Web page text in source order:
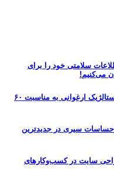
سلامتی خود را برای
می‌کنیم!
رونمایی از دوج چارجر ۲۰۲۷ با رنگ نوستالژیک ارغوانی به مناسبت ۶۰
سیری در جدیدترین
سایت در کسب‌وکارهای